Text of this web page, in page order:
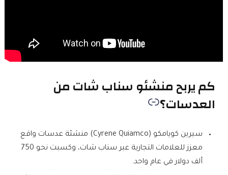
كم يربح منشئو سناب شات من
العدسات؟
سيرين كويامكو (Cyrene Quiamco) منشئة عدسات واقع
معزز للعلامات التجارية عبر سناب شات، وكسبت نحو 750
ألف دولار في عام واحد.